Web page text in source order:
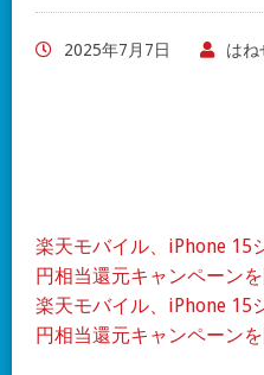
2025年7月7日 はね
楽天モバイル、iPhone 15
円相当還元キャンペーンを
楽天モバイル、iPhone 15
円相当還元キャンペーンを